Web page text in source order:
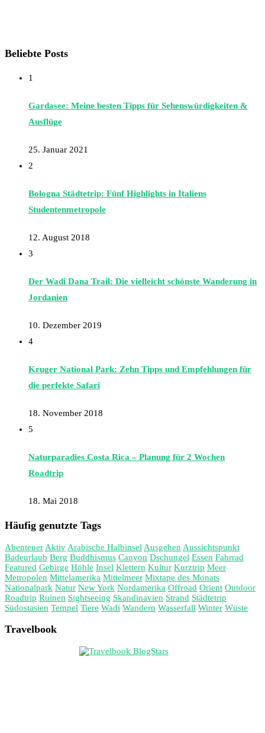
Beliebte Posts
1
Gardasee: Meine besten Tipps für Sehenswürdigkeiten &
Ausflüge
25. Januar 2021
2
Bologna Städtetrip: Fünf Highlights in Italiens
Studentenmetropole
12. August 2018
3
Der Wadi Dana Trail: Die vielleicht schönste Wanderung in
Jordanien
10. Dezember 2019
4
Kruger National Park: Zehn Tipps und Empfehlungen für
die perfekte Safari
18. November 2018
5
Naturparadies Costa Rica – Planung für 2 Wochen
Roadtrip
18. Mai 2018
Häufig genutzte Tags
Abenteuer Aktiv Arabische Halbinsel Ausgehen Aussichtspunkt
Badeurlaub Berg Buddhismus Canyon Dschungel Essen Fahrrad
Featured Gebirge Höhle Insel Klettern Kultur Kurztrip Meer
Metropolen Mittelamerika Mittelmeer Mixtape des Monats
Nationalpark Natur New York Nordamerika Offroad Orient Outdoor
Roadtrip Ruinen Sightseeing Skandinavien Strand Städtetrip
Südostasien Tempel Tiere Wadi Wandern Wasserfall Winter Wüste
Travelbook